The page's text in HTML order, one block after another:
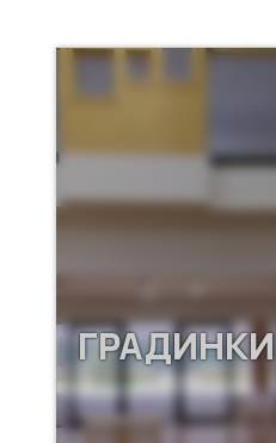
понудувач.
ГРАДИНКИ